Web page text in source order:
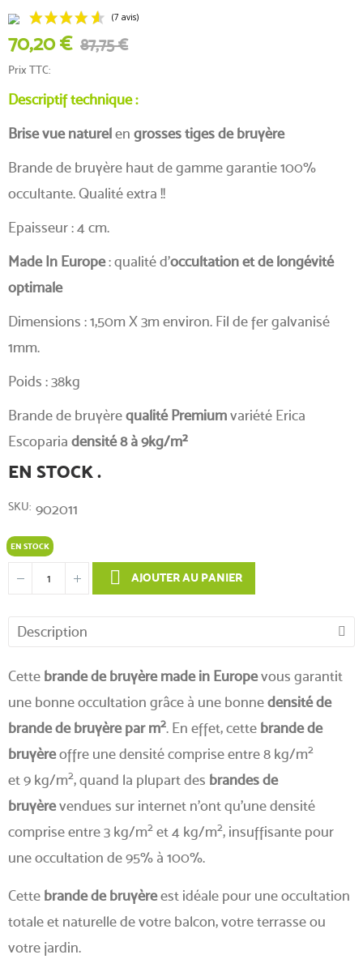
(7 avis)
70,20 € 87,75 €
Prix TTC
Descriptif technique :
Brise vue naturel en grosses tiges de bruyère
Brande de bruyère haut de gamme garantie 100%
occultante. Qualité extra !!
Epaisseur : 4 cm.
Made In Europe: qualité d'occultation et de longévité
optimale
Dimensions : 1,50m X 3m environ. Fil de fer galvanisé
1mm.
Poids : 38kg
Brande de bruyèrequalité Premiumvariété Erica
Escoparia densité 8 à 9kg/m²
EN STOCK .
SKU 902011
EN STOCK
AJOUTER AU PANIER
Description
Cette brande de bruyère made in Europevous garantit
une bonne occultation grâce à une bonnedensité de
brande de bruyère par m2. En effet, cette brande de
bruyèreoffre une densité comprise entre 8 kg/m2
et 9 kg/m2, quand la plupart des brandes de
bruyèrevendues sur internet n'ont qu'une densité
comprise entre 3 kg/m2 et 4 kg/m2, insuffisante pour
une occultation de 95% à 100%.
Cette brande de bruyèreest idéale pour une occultation
totale et naturelle de votre balcon, votre terrasse ou
votre jardin.